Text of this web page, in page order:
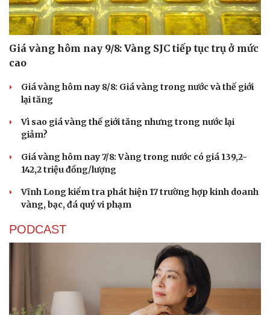
Giá vàng hôm nay 9/8: Vàng SJC tiếp tục trụ ở mức
cao
Giá vàng hôm nay 8/8: Giá vàng trong nước và thế giới
lại tăng
Vì sao giá vàng thế giới tăng nhưng trong nước lại
giảm?
Giá vàng hôm nay 7/8: Vàng trong nước có giá 139,2-
142,2 triệu đồng/lượng
Vĩnh Long kiểm tra phát hiện 17 trường hợp kinh doanh
vàng, bạc, đá quý vi phạm
PODCAST